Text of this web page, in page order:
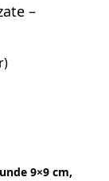
–
9×9 cm,